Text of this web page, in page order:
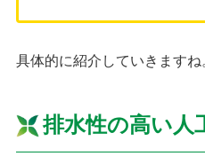
具体的に紹介していきますね
排水性の高い人